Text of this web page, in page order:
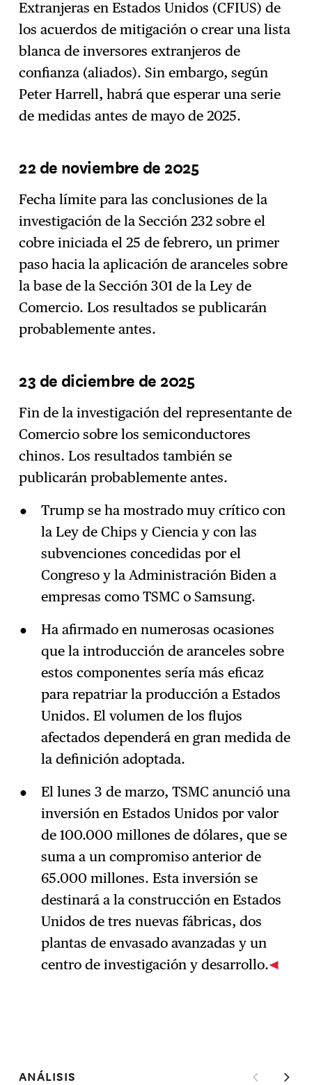
Extranjeras en Estados Unidos (CFIUS) de
los acuerdos de mitigación o crear una lista
blanca de inversores extranjeros de
confianza (aliados). Sin embargo, según
Peter Harrell, habrá que esperar una serie
de medidas antes de mayo de 2025.
22 de noviembre de 2025
Fecha límite para las conclusiones de la
investigación de la Sección 232 sobre el
cobre iniciada el 25 de febrero, un primer
paso hacia la aplicación de aranceles sobre
la base de la Sección 301 de la Ley de
Comercio. Los resultados se publicarán
probablemente antes.
23 de diciembre de 2025
Fin de la investigación del representante de
Comercio sobre los semiconductores
chinos. Los resultados también se
publicarán probablemente antes.
Trump se ha mostrado muy crítico con
la Ley de Chips y Ciencia y con las
subvenciones concedidas por el
Congreso y la Administración Biden a
empresas como TSMC o Samsung.
Ha afirmado en numerosas ocasiones
que la introducción de aranceles sobre
estos componentes sería más eficaz
para repatriar la producción a Estados
Unidos. El volumen de los flujos
afectados dependerá en gran medida de
la definición adoptada.
El lunes 3 de marzo, TSMC anunció una
inversión en Estados Unidos por valor
de 100.000 millones de dólares, que se
suma a un compromiso anterior de
65.000 millones. Esta inversión se
destinará a la construcción en Estados
Unidos de tres nuevas fábricas, dos
plantas de envasado avanzadas y un
centro de investigación y desarrollo.
ANÁLISIS